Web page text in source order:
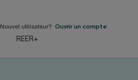
contenu
Nouvel utilisateur? Ouvrir un compte
REER+